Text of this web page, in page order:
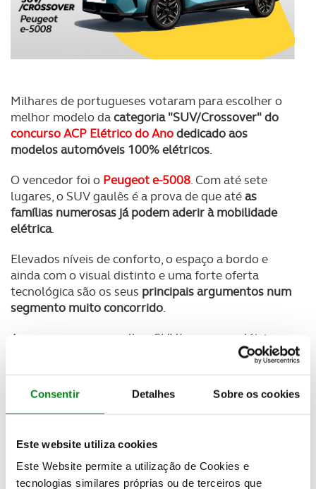
Consentir Detalhes Sobre os cookies
Este website utiliza cookies
Este Website permite a utilização de Cookies e
tecnologias similares próprias ou de terceiros que
Milhares de portugueses votaram para escolher o
melhor modelo dacategoria "SUV/Crossover" do
concurso ACP Elétrico do Anodedicado aos
modelos automóveis 100% elétricos.
O vencedor foi o Peugeot e-5008. Com até sete
lugares, o SUV gaulês é a prova de que atéas
famílias numerosas já podem aderir à mobilidade
elétrica.
Elevados níveis de conforto, o espaço a bordo e
ainda com o visual distinto e uma forte oferta
tecnológica são os seus principais argumentos num
segmento muito concorrido.
A concurso para o melhor SUV/crossover elétrico
estavam mais cinco modelos, entre eles o . A